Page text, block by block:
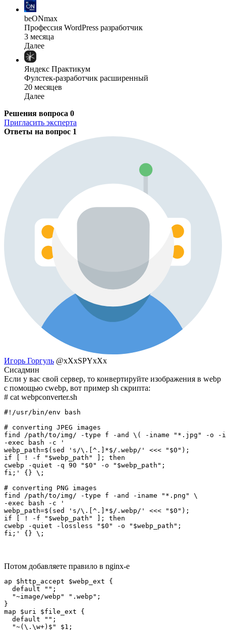
beONmax
Профессия WordPress разработчик
3 месяца
Далее
Яндекс Практикум
Фулстек-разработчик расширенный
20 месяцев
Далее
Решения вопроса 0
Пригласить эксперта
Ответы на вопрос 1
Игорь Горгуль @xXxSPYxXx
Сисадмин
Если у вас свой сервер, то конвертируйте изображения в webp
с помощью cwebp, вот пример sh скрипта:
# cat webpconverter.sh
#!/usr/bin/env bash
# converting JPEG images
find /path/to/img/ -type f -and \( -iname "*.jpg" -o -
-exec bash -c '
webp_path=$(sed 's/\.[^.]*$/.webp/' <<< "$0");
if [ ! -f "$webp_path" ]; then
cwebp -quiet -q 90 "$0" -o "$webp_path";
fi;' {} \;
# converting PNG images
find /path/to/img/ -type f -and -iname "*.png" \
-exec bash -c '
webp_path=$(sed 's/\.[^.]*$/.webp/' <<< "$0");
if [ ! -f "$webp_path" ]; then
cwebp -quiet -lossless "$0" -o "$webp_path";
fi;' {} \;
Потом добавляете правило в nginx-e
ap $http_accept $webp_ext {
  default "";
  "~image/webp" ".webp";
}
map $uri $file_ext {
  default "";
  "~(\.\w+)$" $1;